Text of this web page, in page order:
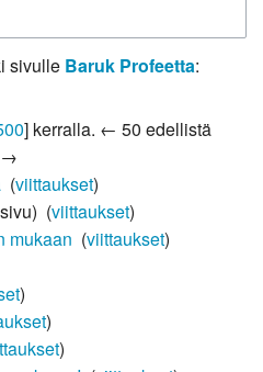
sivulle Baruk Profeetta:
] kerralla. ← 50 edellistä
→
‎ (viittaukset)
(viittaukset)
mukaan (viittaukset)
)
)
)